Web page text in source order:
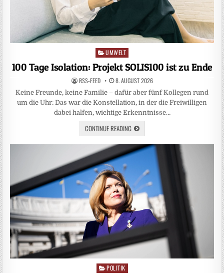
Posted
in
UMWELT
100 Tage Isolation: Projekt SOLIS100 ist zu Ende
RSS-FEED 8. AUGUST 2026
Keine Freunde, keine Familie – dafür aber fünf Kollegen rund
um die Uhr: Das war die Konstellation, in der die Freiwilligen
dabei halfen, wichtige Erkenntnisse…
CONTINUE READING
Posted
POLITIK